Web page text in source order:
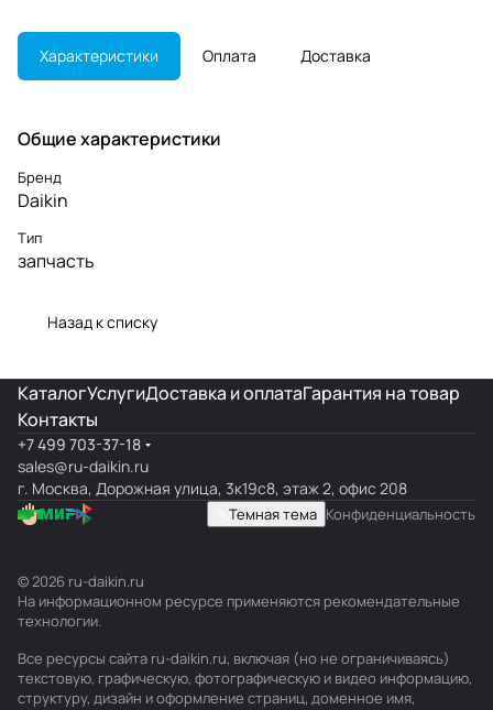
Характеристики Оплата Доставка
Общие характеристики
Бренд
Daikin
Тип
запчасть
Назад к списку
КаталогУслугиДоставка и оплатаГарантия на товар
Контакты
+7 499 703-37-18
sales@ru-daikin.ru
г. Москва, Дорожная улица, 3к19с8, этаж 2, офис 208
Темная тема Конфиденциальность
© 2026 ru-daikin.ru
На информационном ресурсе применяются рекомендательные
технологии.
Все ресурсы сайта ru-daikin.ru, включая (но не ограничиваясь)
текстовую, графическую, фотографическую и видео информацию,
структуру, дизайн и оформление страниц, доменное имя,